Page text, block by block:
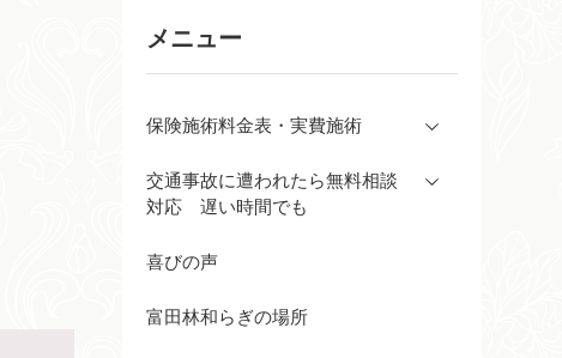
メニュー
保険施術料金表・実費施術
交通事故に遭われたら無料相談
対応 遅い時間でも
喜びの声
富田林和らぎの場所